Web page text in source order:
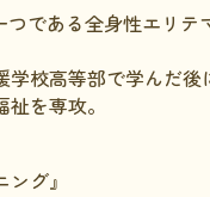
へのインタビュー
つである全身性エリテ
学校高等部で学んだ後
を専攻。
ング』